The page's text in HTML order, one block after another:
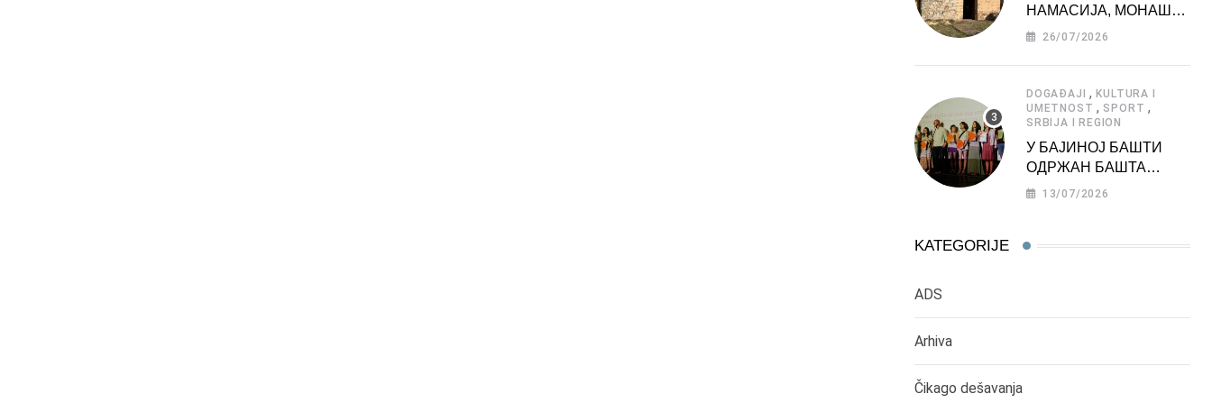
НАМАСИЈА, МОНАШКЕ
ЗАДУЖБИНЕ
26/07/2026
DOGAĐAJI ,KULTURA I
UMETNOST , SPORT ,
SRBIJA I REGION
У БАЈИНОЈ БАШТИ
ОДРЖАН БАШТА
ФЕСТ 2026
13/07/2026
KATEGORIJE
ADS
Arhiva
Čikago dešavanja